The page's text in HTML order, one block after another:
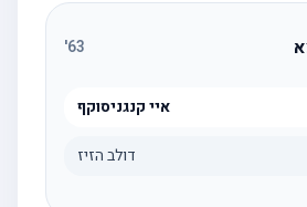
63
'
איי קנגניסוקף
דולב הזיז